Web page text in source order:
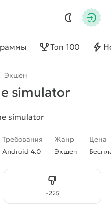
Топ 100
Экшен
simulator
Требования
Android 4.0
Жанр
Экшен
Цена
-225
Не нравится